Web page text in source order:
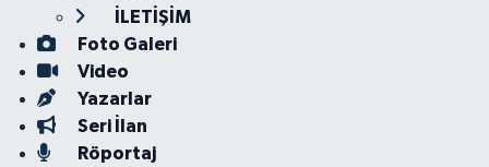
İLETİŞİM
Foto Galeri
Video
Yazarlar
Seri İlan
Röportaj